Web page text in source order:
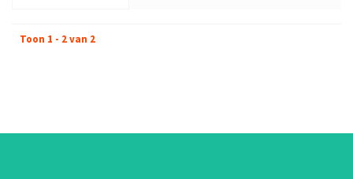
Toon 1 - 2 van 2